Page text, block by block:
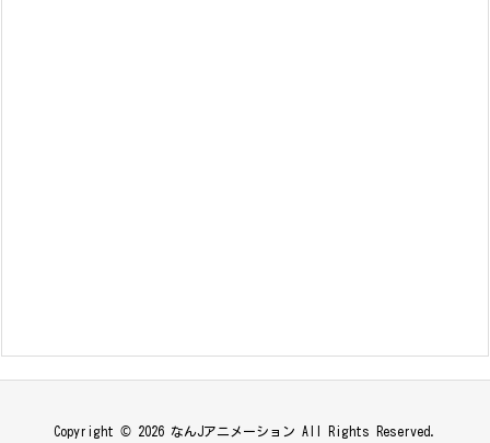
Copyright © 2026 なんJアニメーション All Rights Reserved.